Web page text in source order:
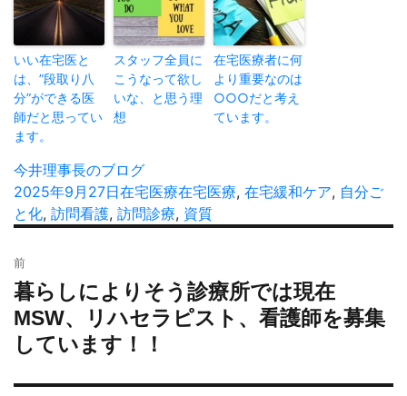
いい在宅医と
は、”段取り八
分”ができる医
師だと思ってい
ます。
スタッフ全員に
こうなって欲し
いな、と思う理
想
在宅医療者に何
より重要なのは
○○○だと考え
ています。
投
稿
者
今井理事長のブログ
投
稿
2025年9月27日カ
テ
ー
在宅医療タ
グ
在宅医療, 在宅緩和ケア, 自分ご
と化, 訪問看護, 訪問診療, 資質
稿
ナ
ビ
ゲ
前
過
去
の
投
暮らしによりそう診療所では現在
MSW、リハセラピスト、看護師を募集
しています！！